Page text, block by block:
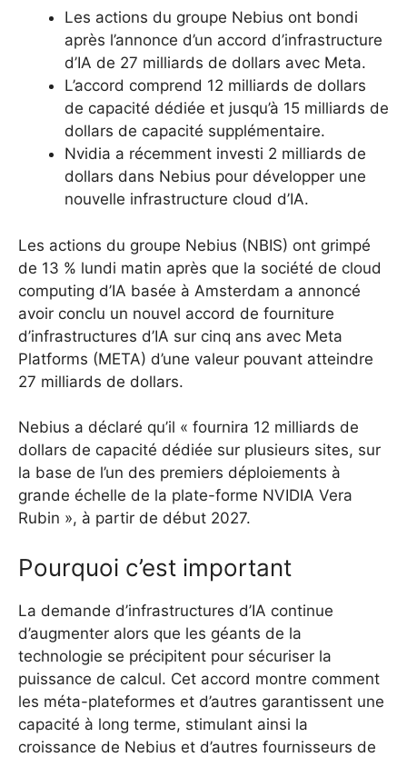
Les actions du groupe Nebius ont bondi
après l’annonce d’un accord d’infrastructure
d’IA de 27 milliards de dollars avec Meta.
L’accord comprend 12 milliards de dollars
de capacité dédiée et jusqu’à 15 milliards de
dollars de capacité supplémentaire.
Nvidia a récemment investi 2 milliards de
dollars dans Nebius pour développer une
nouvelle infrastructure cloud d’IA.
Les actions du groupe Nebius (NBIS) ont grimpé
de 13 % lundi matin après que la société de cloud
computing d’IA basée à Amsterdam a annoncé
avoir conclu un nouvel accord de fourniture
d’infrastructures d’IA sur cinq ans avec Meta
Platforms (META) d’une valeur pouvant atteindre
27 milliards de dollars.
Nebius a déclaré qu’il « fournira 12 milliards de
dollars de capacité dédiée sur plusieurs sites, sur
la base de l’un des premiers déploiements à
grande échelle de la plate-forme NVIDIA Vera
Rubin », à partir de début 2027.
Pourquoi c’est important
La demande d’infrastructures d’IA continue
d’augmenter alors que les géants de la
technologie se précipitent pour sécuriser la
puissance de calcul. Cet accord montre comment
les méta-plateformes et d’autres garantissent une
capacité à long terme, stimulant ainsi la
croissance de Nebius et d’autres fournisseurs de